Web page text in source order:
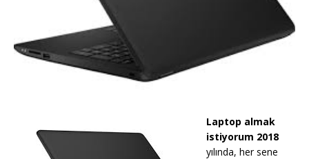
Laptop almak
istiyorum 2018
yılında, her sene